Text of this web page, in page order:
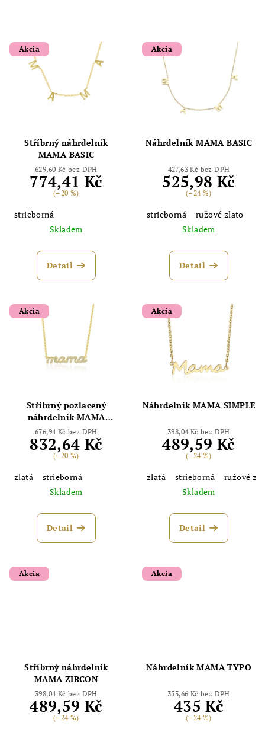
Akcia
Stříbrný náhrdelník
MAMA BASIC
629,60 Kč bez DPH
774,41 Kč
(–20 %)
strieborná
Skladem
Detail
Akcia
Náhrdelník MAMA BASIC
427,63 Kč bez DPH
525,98 Kč
(–24 %)
strieborná
ružové zlato
Skladem
Detail
Akcia
Stříbrný pozlacený
náhrdelník MAMA
LUXURY SMALL
676,94 Kč bez DPH
832,64 Kč
(–20 %)
zlatá
strieborná
Skladem
Detail
Akcia
Náhrdelník MAMA SIMPLE
398,04 Kč bez DPH
489,59 Kč
(–24 %)
zlatá strieborná
ružové
Skladem
Detail
Akcia
Stříbrný náhrdelník
MAMA ZIRCON
398,04 Kč bez DPH
489,59 Kč
(–24 %)
Akcia
Náhrdelník MAMA TYPO
353,66 Kč bez DPH
435 Kč
(–24 %)